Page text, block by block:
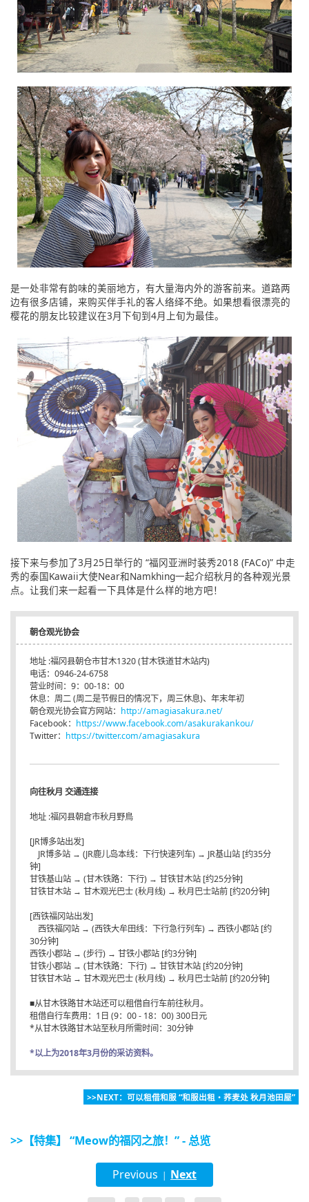
是一处非常有韵味的美丽地方，有大量海内外的游客前来。道路两
边有很多店铺，来购买伴手礼的客人络绎不绝。如果想看很漂亮的
樱花的朋友比较建议在3月下旬到4月上旬为最佳。
接下来与参加了3月25日举行的 “福冈亚洲时装秀2018 (FACo)” 中走
秀的泰国Kawaii大使Near和Namkhing一起介绍秋月的各种观光景
点。让我们来一起看一下具体是什么样的地方吧！
朝仓观光协会
地址 :福冈县朝仓市甘木1320 (甘木铁道甘木站内)
电话：0946-24-6758
营业时间：9：00-18：00
休息：周二 (周二是节假日的情况下，周三休息)、年末年初
朝仓观光协会官方网站： http://amagiasakura.net/
Facebook： https://www.facebook.com/asakurakankou/
Twitter： https://twitter.com/amagiasakura
向往秋月 交通连接
地址 :福冈县朝倉市秋月野鳥
[JR博多站出发]
JR博多站 → (JR鹿儿岛本线：下行快速列车) → JR基山站 [约35分
钟]
甘铁基山站 → (甘木铁路：下行) → 甘铁甘木站 [约25分钟]
甘铁甘木站 → 甘木观光巴士 (秋月线) → 秋月巴士站前 [约20分钟]
[西铁福冈站出发]
西铁福冈站 → (西铁大牟田线：下行急行列车) → 西铁小郡站 [约
30分钟]
西铁小郡站 → (步行) → 甘铁小郡站 [约3分钟]
甘铁小郡站 → (甘木铁路：下行) → 甘铁甘木站 [约20分钟]
甘铁甘木站 → 甘木观光巴士 (秋月线) → 秋月巴士站前 [约20分钟]
■从甘木铁路甘木站还可以租借自行车前往秋月。
租借自行车费用：1日 (9：00 - 18：00) 300日元
*从甘木铁路甘木站至秋月所需时间：30分钟
*以上为2018年3月份的采访资料。
>>NEXT：可以租借和服 “和服出租・荞麦处 秋月池田屋”
>>【特集】 “Meow的福冈之旅！” - 总览
Previous | Next